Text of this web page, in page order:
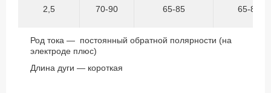
2,5 70-90 65-85 65-85
Род тока — постоянный обратной полярности (на
электроде плюс)
Длина дуги — короткая